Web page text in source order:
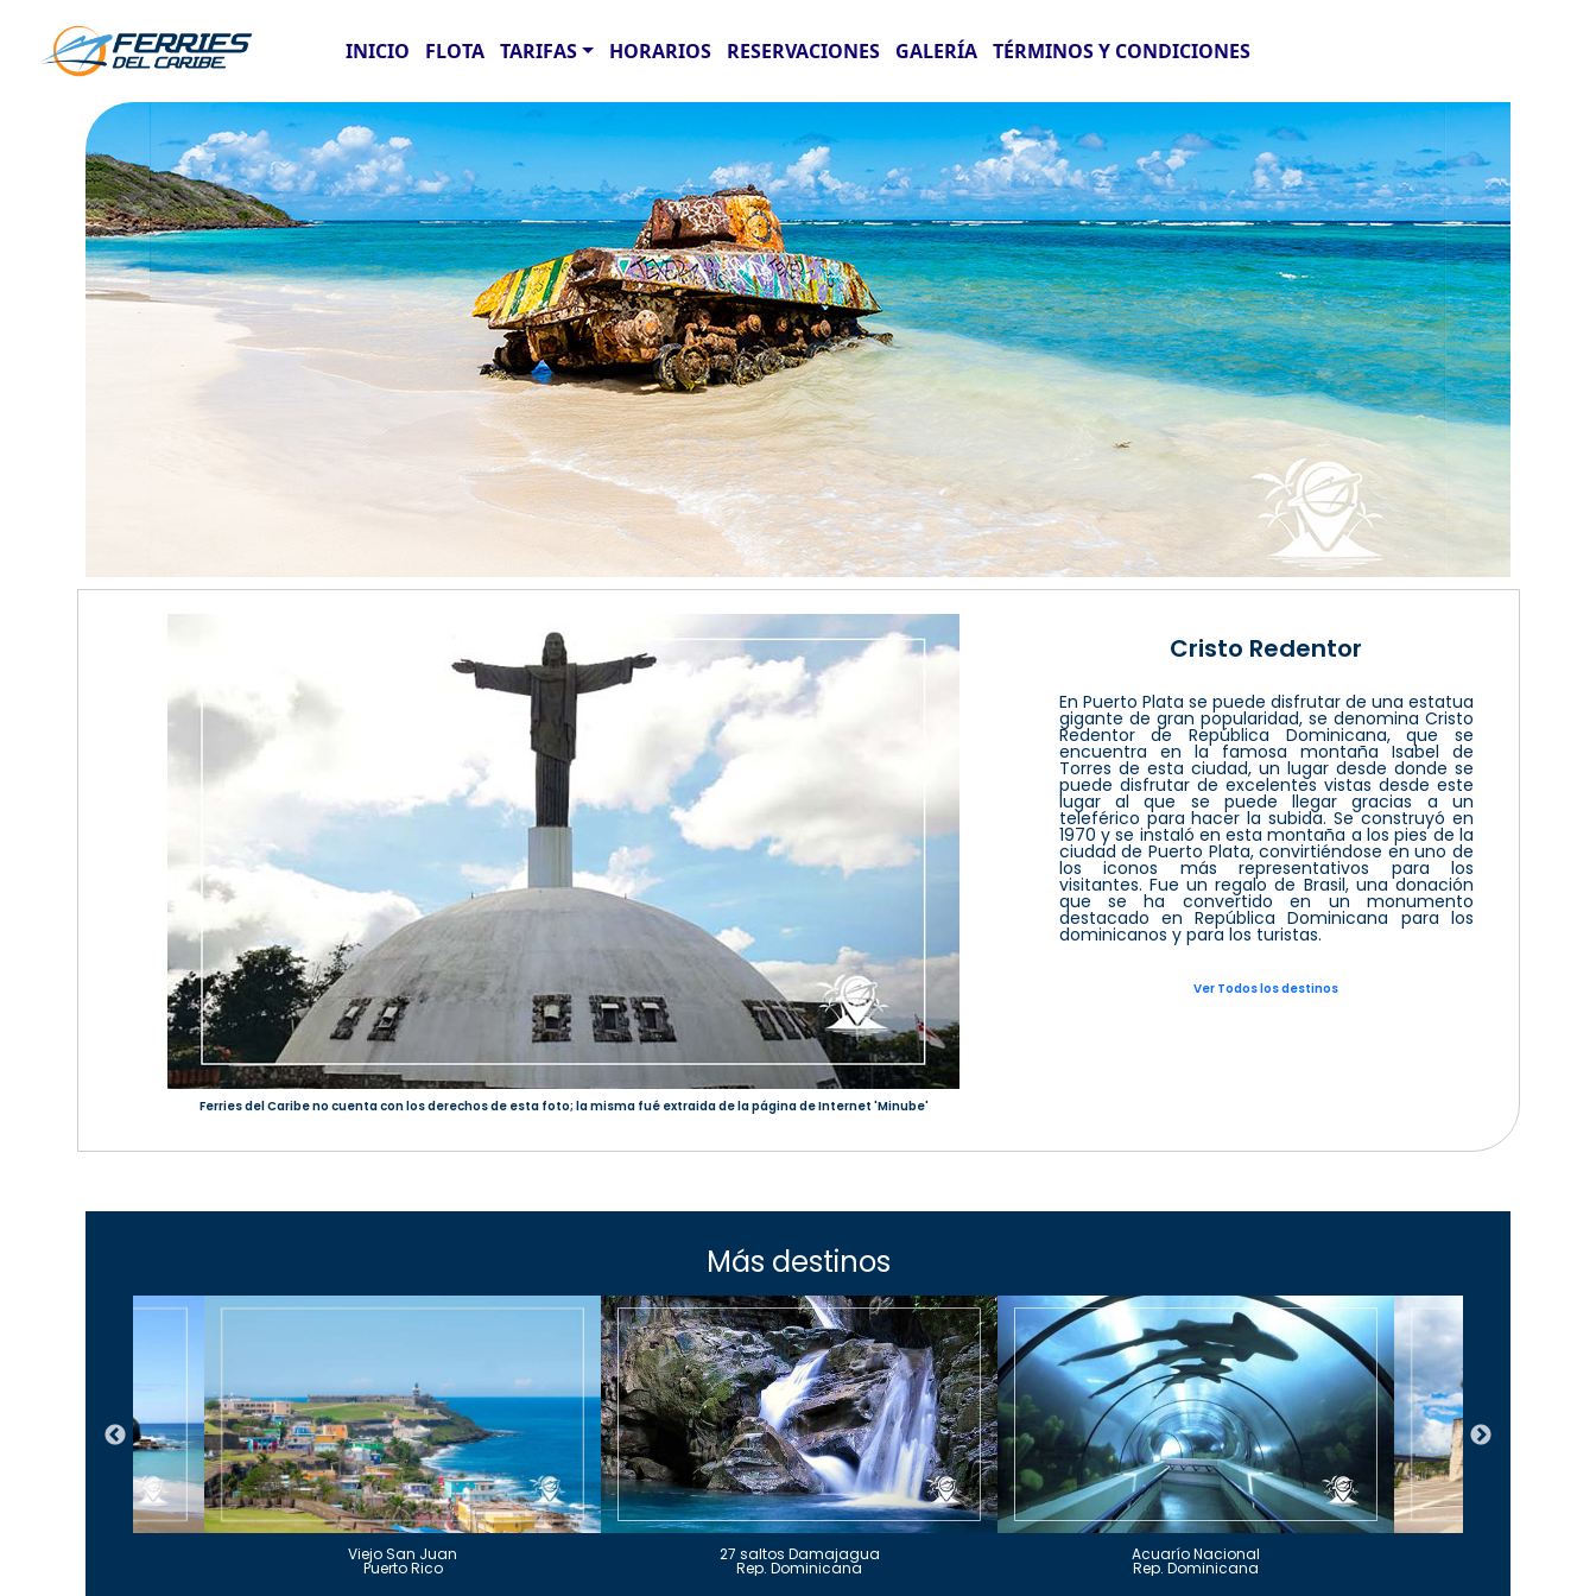
INICIO FLOTA TARIFAS HORARIOS RESERVACIONES GALERÍA TÉRMINOS Y CONDICIONES
Ferries del Caribe no cuenta con los derechos de esta foto; la misma fué extraida de la página de Internet 'Minube'
Cristo Redentor
En Puerto Plata se puede disfrutar de una estatua
gigante de gran popularidad, se denomina Cristo
Redentor de República Dominicana, que se
encuentra en la famosa montaña Isabel de
Torres de esta ciudad, un lugar desde donde se
puede disfrutar de excelentes vistas desde este
lugar al que se puede llegar gracias a un
teleférico para hacer la subida. Se construyó en
1970 y se instaló en esta montaña a los pies de la
ciudad de Puerto Plata, convirtiéndose en uno de
los iconos más representativos para los
visitantes. Fue un regalo de Brasil, una donación
que se ha convertido en un monumento
destacado en República Dominicana para los
dominicanos y para los turistas.
Ver Todos los destinos
Más destinos
Viejo San Juan
Puerto Rico
27 saltos Damajagua
Rep. Dominicana
Acuarío Nacional
Rep. Dominicana